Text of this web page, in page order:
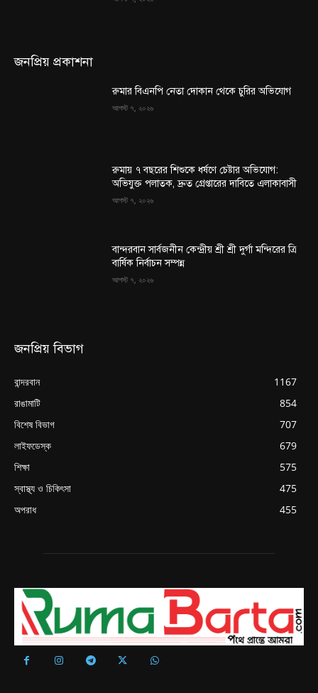
জনপ্রিয় প্রকাশনা
রুমার বিএনপি নেতা দোকান থেকে চুরির অভিযোগ
আগস্ট ৭, ২০২৬
রুমায় ৭ বছরের শিশুকে ধর্ষণে চেষ্টার অভিযোগ:
অভিযুক্ত পলাতক, দ্রুত গ্রেপ্তারের দাবিতে এলাকাবাসী
আগস্ট ৭, ২০২৬
বান্দরবান সার্বজনীন কেন্দ্রীয় শ্রী শ্রী দুর্গা মন্দিরের ত্রি
বার্ষিক নির্বাচন সম্পন্ন
আগস্ট ৭, ২০২৬
জনপ্রিয় বিভাগ
বান্দরবান
1167
রাঙামাটি
854
বিশেষ বিভাগ
707
লাইফডেস্ক
679
শিক্ষা
575
স্বাস্থ্য ও চিকিৎসা
475
অপরাধ
455